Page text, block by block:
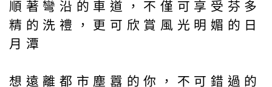
順著彎沿的車道，不僅可享受芬多
精的洗禮，更可欣賞風光明媚的日
月潭
想遠離都市塵囂的你，不可錯過的